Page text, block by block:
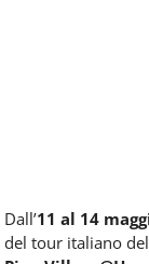
Dall’11 al 14
del tour italiano